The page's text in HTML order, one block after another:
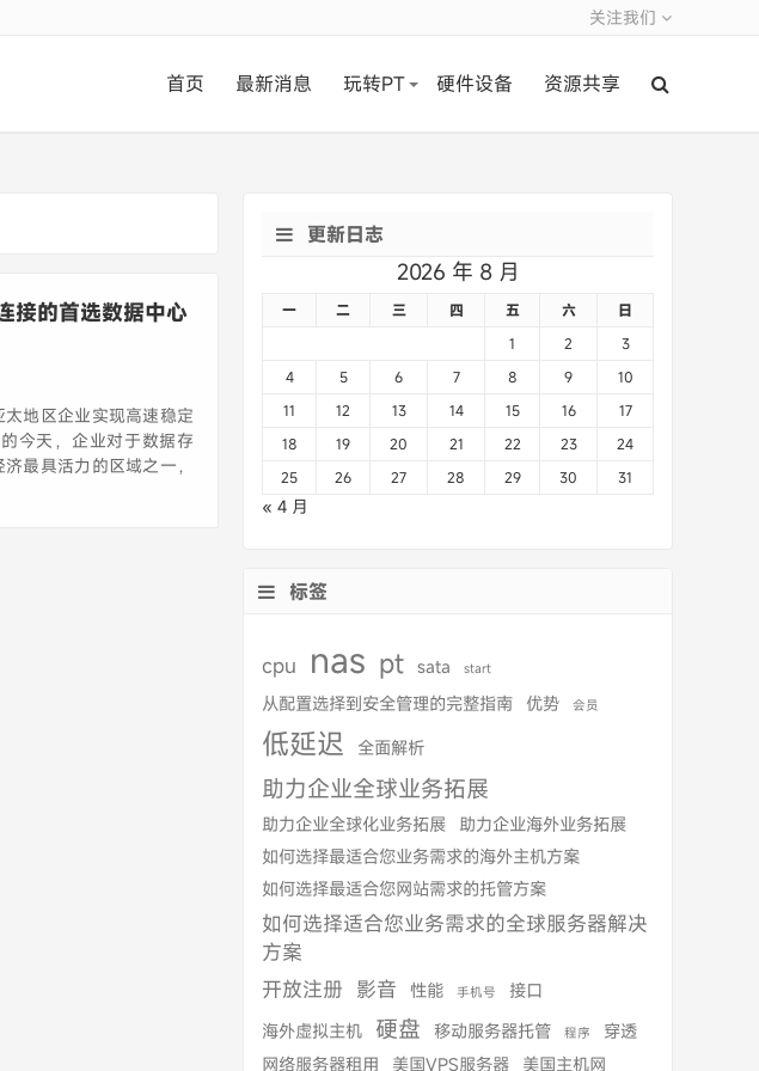
关注我们
首页 最新消息 玩转PT 硬件设备 资源共享
接的首选数据中心
地区企业实现高速稳定
今天，企业对于数据存
最具活力的区域之一，
更新日志
2026 年 8 月
一 二 三 四 五 六
日
1
2
3
4
5 6 7 8 9
10
11
12 13 14 15 16
17
18
19 20 21 22 23
24
25
26 27 28 29 30 31
« 4 月
标签
cpu nas pt sata start
从配置选择到安全管理的完整指南 优势 会员
低延迟 全面解析
助力企业全球业务拓展
助力企业全球化业务拓展
助力企业海外业务拓展
如何选择最适合您业务需求的海外主机方案
如何选择最适合您网站需求的托管方案
如何选择适合您业务需求的全球服务器解决
方案
开放注册 影音 性能 手机号
接口
海外虚拟主机
硬盘 移动服务器托管 程序
穿透
网络服务器租用
美国VPS服务器 美国主机网